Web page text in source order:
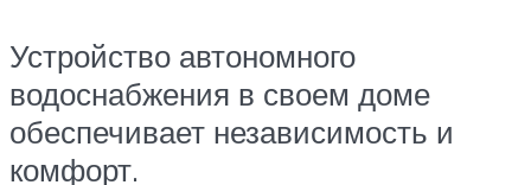
Устройство автономного
водоснабжения в своем доме
обеспечивает независимость и
комфорт.